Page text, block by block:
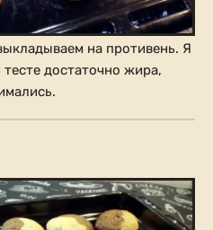
на противень. Я
достаточно жира,